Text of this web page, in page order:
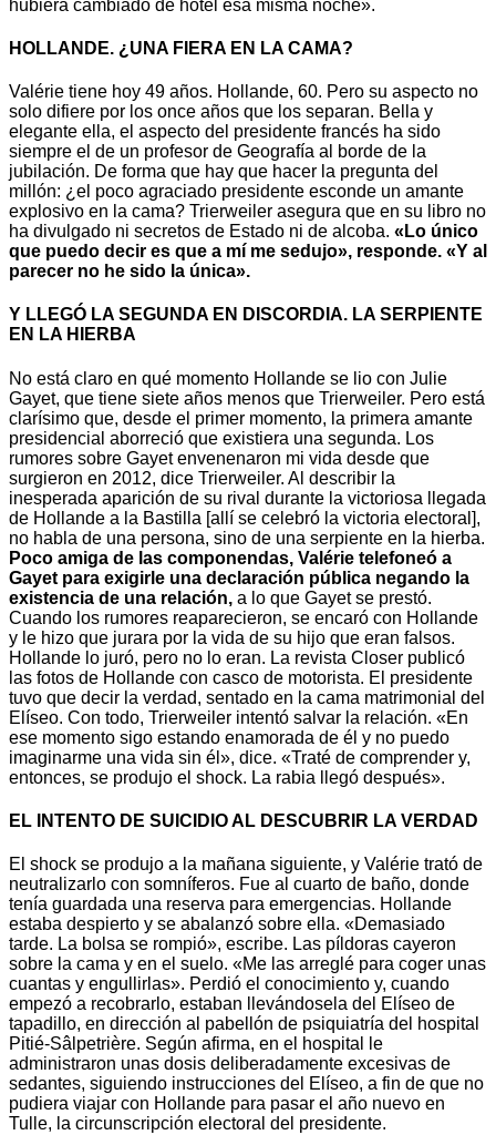
hubiera cambiado de hotel esa misma noche».
HOLLANDE. ¿UNA FIERA EN LA CAMA?
Valérie tiene hoy 49 años. Hollande, 60. Pero su aspecto no
solo difiere por los once años que los separan. Bella y
elegante ella, el aspecto del presidente francés ha sido
siempre el de un profesor de Geografía al borde de la
jubilación. De forma que hay que hacer la pregunta del
millón: ¿el poco agraciado presidente esconde un amante
explosivo en la cama? Trierweiler asegura que en su libro no
ha divulgado ni secretos de Estado ni de alcoba. «Lo único
que puedo decir es que a mí me sedujo», responde. «Y al
parecer no he sido la única».
Y LLEGÓ LA SEGUNDA EN DISCORDIA. LA SERPIENTE
EN LA HIERBA
No está claro en qué momento Hollande se lio con Julie
Gayet, que tiene siete años menos que Trierweiler. Pero está
clarísimo que, desde el primer momento, la primera amante
presidencial aborreció que existiera una segunda. Los
rumores sobre Gayet envenenaron mi vida desde que
surgieron en 2012, dice Trierweiler. Al describir la
inesperada aparición de su rival durante la victoriosa llegada
de Hollande a la Bastilla [allí se celebró la victoria electoral],
no habla de una persona, sino de una serpiente en la hierba.
Poco amiga de las componendas, Valérie telefoneó a
Gayet para exigirle una declaración pública negando la
existencia de una relación, a lo que Gayet se prestó.
Cuando los rumores reaparecieron, se encaró con Hollande
y le hizo que jurara por la vida de su hijo que eran falsos.
Hollande lo juró, pero no lo eran. La revista Closer publicó
las fotos de Hollande con casco de motorista. El presidente
tuvo que decir la verdad, sentado en la cama matrimonial del
Elíseo. Con todo, Trierweiler intentó salvar la relación. «En
ese momento sigo estando enamorada de él y no puedo
imaginarme una vida sin él», dice. «Traté de comprender y,
entonces, se produjo el shock. La rabia llegó después».
EL INTENTO DE SUICIDIO AL DESCUBRIR LA VERDAD
El shock se produjo a la mañana siguiente, y Valérie trató de
neutralizarlo con somníferos. Fue al cuarto de baño, donde
tenía guardada una reserva para emergencias. Hollande
estaba despierto y se abalanzó sobre ella. «Demasiado
tarde. La bolsa se rompió», escribe. Las píldoras cayeron
sobre la cama y en el suelo. «Me las arreglé para coger unas
cuantas y engullirlas». Perdió el conocimiento y, cuando
empezó a recobrarlo, estaban llevándosela del Elíseo de
tapadillo, en dirección al pabellón de psiquiatría del hospital
Pitié-Sâlpetrière. Según afirma, en el hospital le
administraron unas dosis deliberadamente excesivas de
sedantes, siguiendo instrucciones del Elíseo, a fin de que no
pudiera viajar con Hollande para pasar el año nuevo en
Tulle, la circunscripción electoral del presidente.